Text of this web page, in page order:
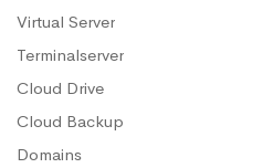
Virtual Server
Terminalserver
Cloud Drive
Cloud Backup
Domains